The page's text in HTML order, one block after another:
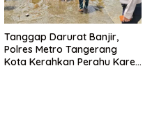
Tanggap Darurat Banjir,
Polres Metro Tangerang
Kota Kerahkan Perahu Karet